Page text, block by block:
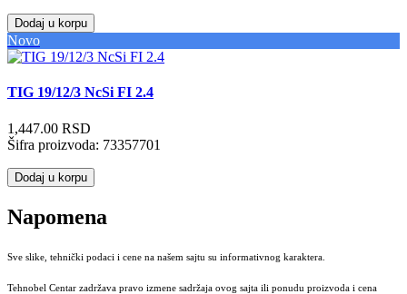
Dodaj u korpu
Novo
TIG 19/12/3 NcSi FI 2.4
1,447.00 RSD
Šifra proizvoda: 73357701
Dodaj u korpu
Napomena
Sve slike, tehnički podaci i cene na našem sajtu su informativnog karaktera.
Tehnobel Centar zadržava pravo izmene sadržaja ovog sajta ili ponudu proizvoda i cena